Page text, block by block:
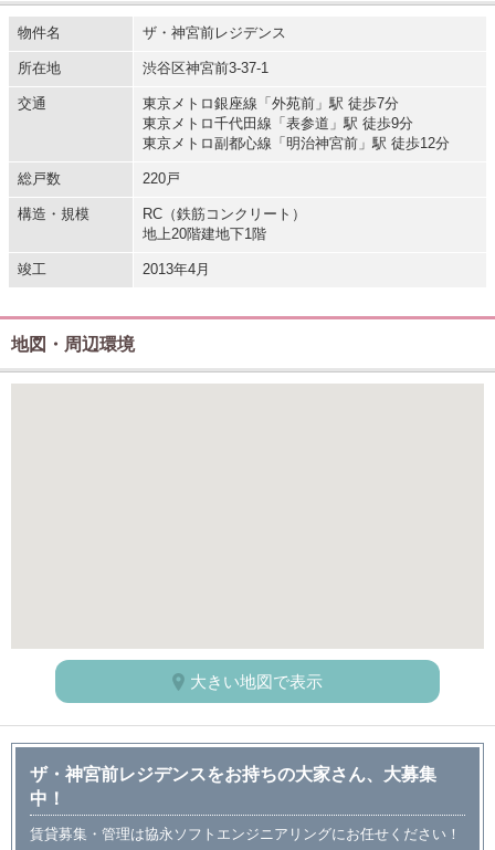
ラウンジ、ゲストルーム、ミーティングサロン、ペットルームなど
大規模マンションならではの充実の共用施設。
コンシェルジュカウンターでは快適な生活をサポートする多彩なサ
ービスが受けられます。
モニタ付オートロックや24時間有人管理など安心のマンションセキ
ュリティです。
お部屋によってはペットの飼育も可能です！
物件名 ザ・神宮前レジデンス
所在地 渋谷区神宮前3-37-1
交通
東京メトロ銀座線「外苑前」駅 徒歩7分
東京メトロ千代田線「表参道」駅 徒歩9分
東京メトロ副都心線「明治神宮前」駅 徒歩12分
総戸数 220戸
構造・規模
RC（鉄筋コンクリート）
地上20階建地下1階
竣工 2013年4月
地図・周辺環境
大きい地図で表示
ザ・神宮前レジデンスをお持ちの大家さん、大募集
中！
賃貸募集・管理は協永ソフトエンジニアリングにお任せください！